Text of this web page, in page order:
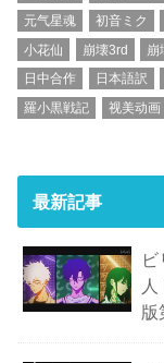
元气星魂
初音ミク
小花仙
崩壊3rd 崩
日中合作
日本語訳
羅小黒戦記
视美动画
最新記事
版